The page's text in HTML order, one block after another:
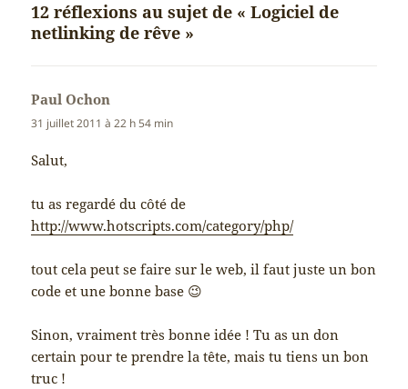
12 réflexions au sujet de « Logiciel de
netlinking de rêve »
Paul Ochon
31 juillet 2011 à 22 h 54 min
Salut,
tu as regardé du côté de
http://www.hotscripts.com/category/php/
tout cela peut se faire sur le web, il faut juste un bon
code et une bonne base 😉
Sinon, vraiment très bonne idée ! Tu as un don
certain pour te prendre la tête, mais tu tiens un bon
truc !